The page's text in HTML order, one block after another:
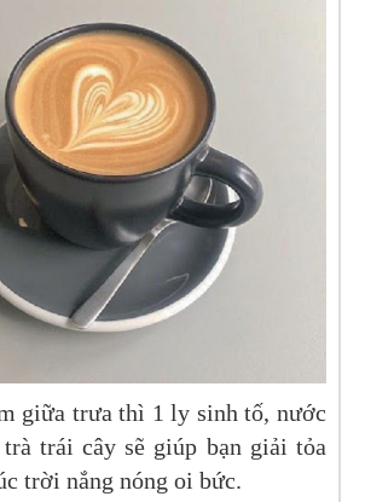
giữa trưa thì 1 ly sinh tố, nước
trái cây sẽ giúp bạn giải tỏa
trời nắng nóng oi bức.